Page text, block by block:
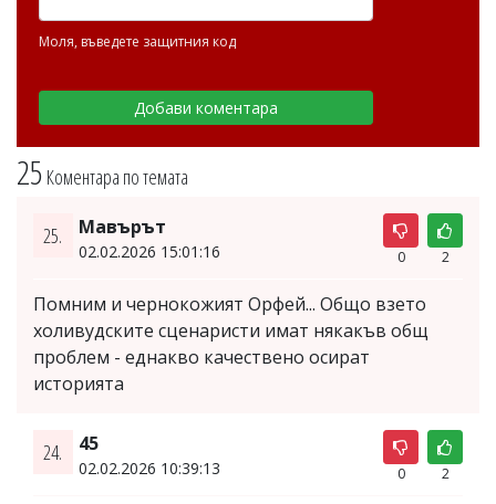
25 Коментара по темата
25. Мавърът
02.02.2026 15:01:16 0 2
Помним и чернокожият Орфей... Общо взето
холивудските сценаристи имат някакъв общ
проблем - еднакво качествено осират
историята
24. 45
02.02.2026 10:39:13 0 2
Моля, въведете защитния код